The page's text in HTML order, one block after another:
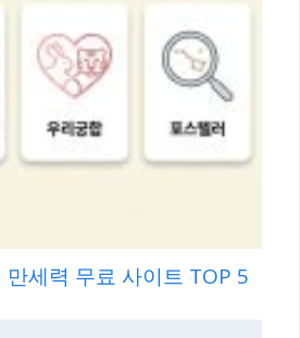
세력 무료 사이트 TOP 5